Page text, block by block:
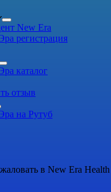
New Era
регистрация
каталог
отзыв
на Рутуб
в New Era